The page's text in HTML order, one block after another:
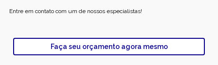
Entre em contato com um de nossos especialistas!
Faça seu orçamento agora mesmo